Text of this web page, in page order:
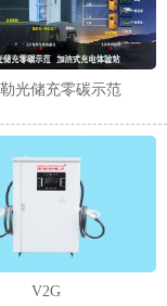
光储充零碳示范
V2G